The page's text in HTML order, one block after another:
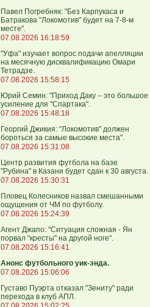
Павел Погребняк: "Без Карпукаса и
Батракова "Локомотив" будет на 7-8-м
месте".
07.08.2026 16:18:59
"Уфа" изучает вопрос подачи апелляции
на месячную дисквалификацию Омари
Тетрадзе.
07.08.2026 15:58:15
Юрий Семин: "Приход Даку – это большое
усиление для "Спартака".
07.08.2026 15:48:18
Георгий Джикия: "Локомотив" должен
бороться за самые высокие места".
07.08.2026 15:31:08
Центр развития футбола на базе
"Рубина" в Казани будет сдан к 30 августа.
07.08.2026 15:30:31
Пловец Колесников назвал смешанными
ощущения от ЧМ по футболу.
07.08.2026 15:24:39
Агент Джапо: "Ситуация сложная - Ян
порвал "кресты" на другой ноге".
07.08.2026 15:16:41
Анонс футбольного уик-энда.
07.08.2026 15:06:06
Густаво Пуэрта отказал "Зениту" ради
перехода в клуб АПЛ.